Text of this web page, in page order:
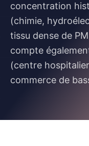
concentration
(chimie,
tissu dense de
compte
(centre
commerce de